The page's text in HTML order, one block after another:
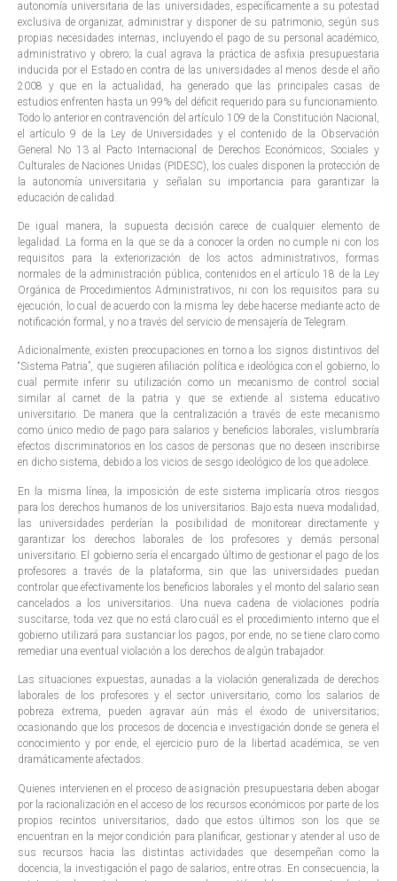
autonomía universitaria de las universidades, específicamente a su potestad
exclusiva de organizar, administrar y disponer de su patrimonio, según sus
propias necesidades internas, incluyendo el pago de su personal académico,
administrativo y obrero; la cual agrava la práctica de asfixia presupuestaria
inducida por el Estado en contra de las universidades al menos desde el año
2008 y que en la actualidad, ha generado que las principales casas de
estudios enfrenten hasta un 99% del déficit requerido para su funcionamiento.
Todo lo anterior en contravención del artículo 109 de la Constitución Nacional,
el artículo 9 de la Ley de Universidades y el contenido de la Observación
General No 13 al Pacto Internacional de Derechos Económicos, Sociales y
Culturales de Naciones Unidas (PIDESC), los cuales disponen la protección de
la autonomía universitaria y señalan su importancia para garantizar la
educación de calidad.
De igual manera, la supuesta decisión carece de cualquier elemento de
legalidad. La forma en la que se da a conocer la orden no cumple ni con los
requisitos para la exteriorización de los actos administrativos, formas
normales de la administración pública, contenidos en el artículo 18 de la Ley
Orgánica de Procedimientos Administrativos, ni con los requisitos para su
ejecución, lo cual de acuerdo con la misma ley debe hacerse mediante acto de
notificación formal, y no a través del servicio de mensajería de Telegram.
Adicionalmente, existen preocupaciones en torno a los signos distintivos del
“Sistema Patria”, que sugieren afiliación política e ideológica con el gobierno, lo
cual permite inferir su utilización como un mecanismo de control social
similar al carnet de la patria y que se extiende al sistema educativo
universitario. De manera que la centralización a través de este mecanismo
como único medio de pago para salarios y beneficios laborales, vislumbraría
efectos discriminatorios en los casos de personas que no deseen inscribirse
en dicho sistema, debido a los vicios de sesgo ideológico de los que adolece.
En la misma línea, la imposición de este sistema implicaría otros riesgos
para los derechos humanos de los universitarios. Bajo esta nueva modalidad,
las universidades perderían la posibilidad de monitorear directamente y
garantizar los derechos laborales de los profesores y demás personal
universitario. El gobierno sería el encargado último de gestionar el pago de los
profesores a través de la plataforma, sin que las universidades puedan
controlar que efectivamente los beneficios laborales y el monto del salario sean
cancelados a los universitarios. Una nueva cadena de violaciones podría
suscitarse, toda vez que no está claro cuál es el procedimiento interno que el
gobierno utilizará para sustanciar los pagos, por ende, no se tiene claro como
remediar una eventual violación a los derechos de algún trabajador.
Las situaciones expuestas, aunadas a la violación generalizada de derechos
laborales de los profesores y el sector universitario, como los salarios de
pobreza extrema, pueden agravar aún más el éxodo de universitarios;
ocasionando que los procesos de docencia e investigación donde se genera el
conocimiento y por ende, el ejercicio puro de la libertad académica, se ven
dramáticamente afectados.
Quienes intervienen en el proceso de asignación presupuestaria deben abogar
por la racionalización en el acceso de los recursos económicos por parte de los
propios recintos universitarios, dado que estos últimos son los que se
encuentran en la mejor condición para planificar, gestionar y atender al uso de
sus recursos hacia las distintas actividades que desempeñan como la
docencia, la investigación el pago de salarios, entre otras. En consecuencia, la